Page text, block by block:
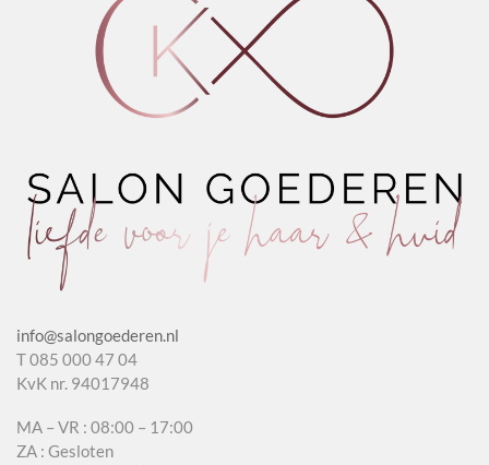
info@salongoederen.nl
T 085 000 47 04
KvK nr. 94017948
MA – VR : 08:00 – 17:00
ZA : Gesloten